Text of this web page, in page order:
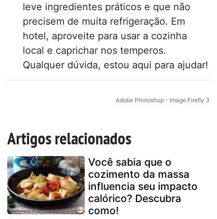
leve ingredientes práticos e que não
precisem de muita refrigeração. Em
hotel, aproveite para usar a cozinha
local e caprichar nos temperos.
Qualquer dúvida, estou aqui para ajudar!
Adobe Photoshop - Image Firefly 3
Artigos relacionados
Você sabia que o
cozimento da massa
influencia seu impacto
calórico? Descubra
como!